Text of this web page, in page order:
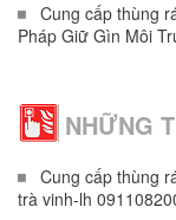
Cung cấp thùng
Pháp Giữ Gìn Môi
NHỮNG
Cung cấp thùng
trà vinh-lh